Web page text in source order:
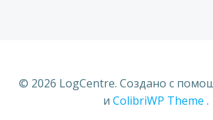
© 2026 LogCentre. Создано с
и ColibriWP Theme .